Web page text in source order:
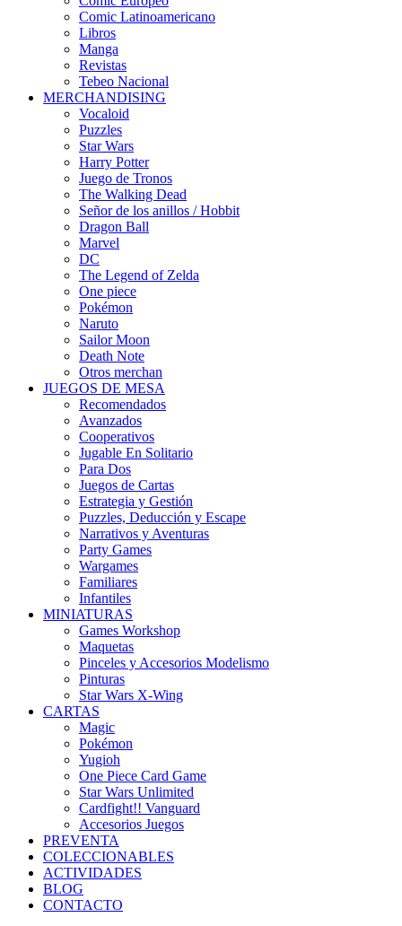
Comic Latinoamericano
Libros
Manga
Revistas
Tebeo Nacional
MERCHANDISING
Vocaloid
Puzzles
Star Wars
Harry Potter
Juego de Tronos
The Walking Dead
Señor de los anillos / Hobbit
Dragon Ball
Marvel
DC
The Legend of Zelda
One piece
Pokémon
Naruto
Sailor Moon
Death Note
Otros merchan
JUEGOS DE MESA
Recomendados
Avanzados
Cooperativos
Jugable En Solitario
Para Dos
Juegos de Cartas
Estrategia y Gestión
Puzzles, Deducción y Escape
Narrativos y Aventuras
Party Games
Wargames
Familiares
Infantiles
MINIATURAS
Games Workshop
Maquetas
Pinceles y Accesorios Modelismo
Pinturas
Star Wars X-Wing
CARTAS
Magic
Pokémon
Yugioh
One Piece Card Game
Star Wars Unlimited
Cardfight!! Vanguard
Accesorios Juegos
PREVENTA
COLECCIONABLES
ACTIVIDADES
BLOG
CONTACTO